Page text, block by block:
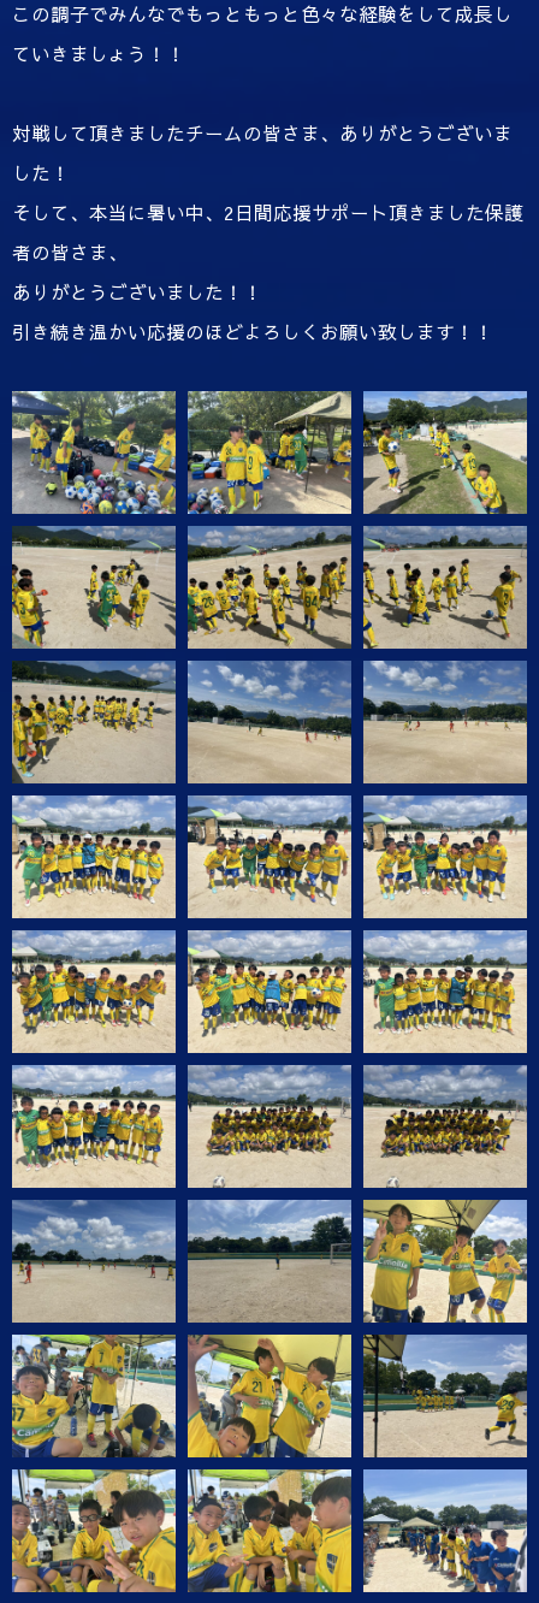
この調子でみんなでもっともっと色々な経験をして成長し
ていきましょう！！
対戦して頂きましたチームの皆さま、ありがとうございま
した！
そして、本当に暑い中、2日間応援サポート頂きました保護
者の皆さま、
ありがとうございました！！
引き続き温かい応援のほどよろしくお願い致します！！